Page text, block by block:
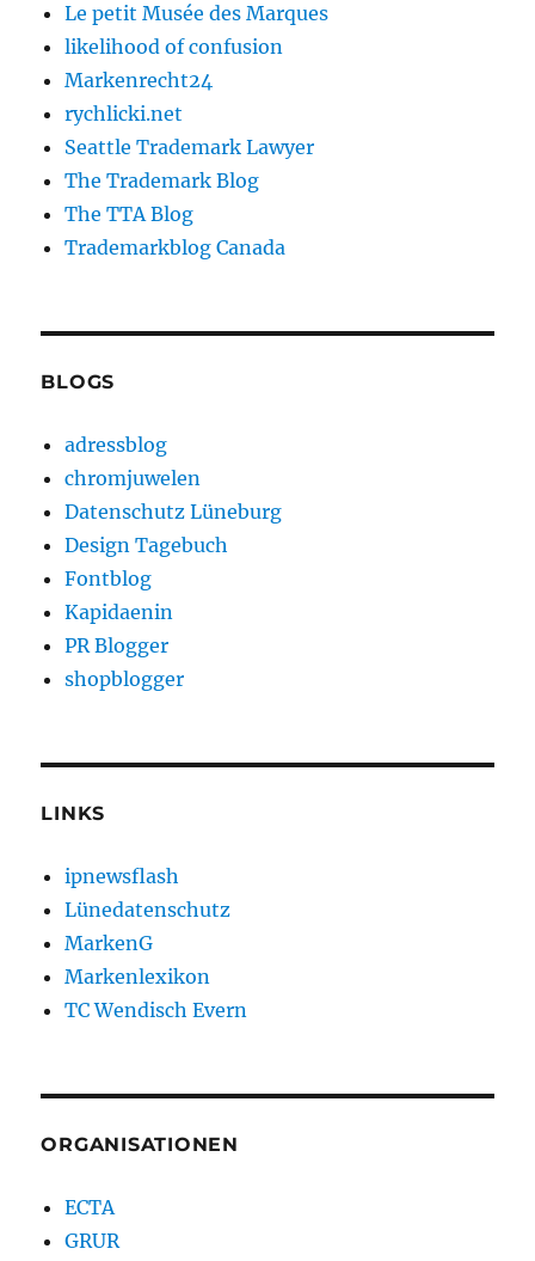
Le petit Musée des Marques
likelihood of confusion
Markenrecht24
rychlicki.net
Seattle Trademark Lawyer
The Trademark Blog
The TTA Blog
Trademarkblog Canada
BLOGS
adressblog
chromjuwelen
Datenschutz Lüneburg
Design Tagebuch
Fontblog
Kapidaenin
PR Blogger
shopblogger
LINKS
ipnewsflash
Lünedatenschutz
MarkenG
Markenlexikon
TC Wendisch Evern
ORGANISATIONEN
ECTA
GRUR